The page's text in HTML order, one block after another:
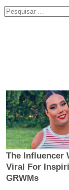
Pesquisar
por: